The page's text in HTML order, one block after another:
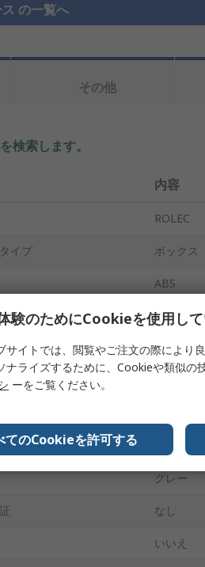
の一覧へ
その他
検索します。
内容
ROLEC
イプ ボックス
ABS
60mm
161mm
グレー
なし
いいえ
験のためにCookieを使用し
サイトでは、閲覧やご注文の際により
ナライズするために、Cookieや類似の
ーをご覧ください。
てのCookieを許可する